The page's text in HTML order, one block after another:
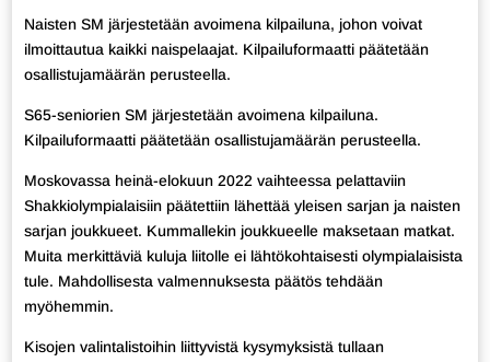
Naisten SM järjestetään avoimena kilpailuna, johon voivat
ilmoittautua kaikki naispelaajat. Kilpailuformaatti päätetään
osallistujamäärän perusteella.
S65-seniorien SM järjestetään avoimena kilpailuna.
Kilpailuformaatti päätetään osallistujamäärän perusteella.
Moskovassa heinä-elokuun 2022 vaihteessa pelattaviin
Shakkiolympialaisiin päätettiin lähettää yleisen sarjan ja naisten
sarjan joukkueet. Kummallekin joukkueelle maksetaan matkat.
Muita merkittäviä kuluja liitolle ei lähtökohtaisesti olympialaisista
tule. Mahdollisesta valmennuksesta päätös tehdään
myöhemmin.
Kisojen valintalistoihin liittyvistä kysymyksistä tullaan